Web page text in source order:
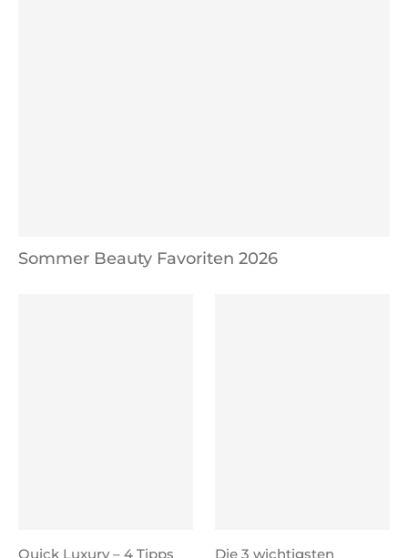
Sommer Beauty Favoriten 2026
Quick Luxury – 4 Tipps Die 3 wichtigsten